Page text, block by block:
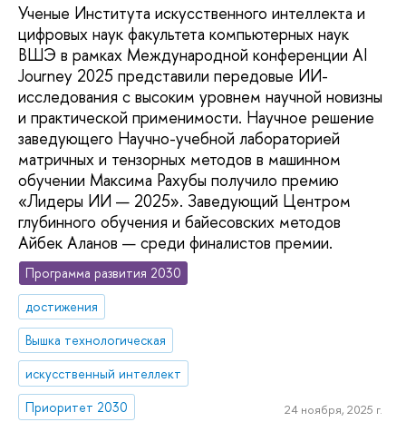
Ученые Института искусственного интеллекта и
цифровых наук факультета компьютерных наук
ВШЭ в рамках Международной конференции AI
Journey 2025 представили передовые ИИ-
исследования с высоким уровнем научной новизны
и практической применимости. Научное решение
заведующего Научно-учебной лабораторией
матричных и тензорных методов в машинном
обучении Максима Рахубы получило премию
«Лидеры ИИ — 2025». Заведующий Центром
глубинного обучения и байесовских методов
Айбек Аланов — среди финалистов премии.
Программа развития 2030
достижения
Вышка технологическая
искусственный интеллект
Приоритет 2030
24 ноября, 2025 г.